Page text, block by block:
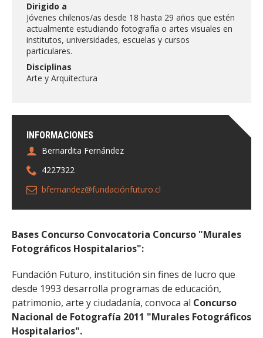
INFORMACIONES
Bernardita Fernández
4227322
bfernandez@fundaciónfuturo.cl
Dirigido a
Jóvenes chilenos/as desde 18 hasta 29 años que estén
actualmente estudiando fotografía o artes visuales en
institutos, universidades, escuelas y cursos
particulares.
Disciplinas
Arte y Arquitectura
Bases Concurso Convocatoria Concurso "Murales
Fotográficos Hospitalarios":
Fundación Futuro, institución sin fines de lucro que
desde 1993 desarrolla programas de educación,
patrimonio, arte y ciudadanía, convoca al Concurso
Nacional de Fotografía 2011 "Murales Fotográficos
Hospitalarios".